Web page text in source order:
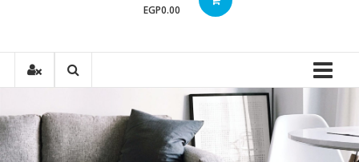
EGP0.00